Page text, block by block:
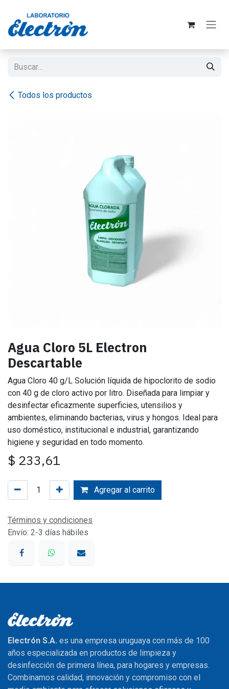
Todos los productos
Agua Cloro 5L Electron
Descartable
Agua Cloro 40 g/L Solución líquida de hipoclorito de sodio
con 40 g de cloro activo por litro. Diseñada para limpiar y
desinfectar eficazmente superficies, utensilios y
ambientes, eliminando bacterias, virus y hongos. Ideal para
uso doméstico, institucional e industrial, garantizando
higiene y seguridad en todo momento.
$ 233,61
Agregar al carrito
Términos y condiciones
Envío: 2-3 días hábiles
Electrón S.A. es una empresa uruguaya con más de 100
años especializada en productos de limpieza y
desinfección de primera línea, para hogares y empresas.
Combinamos calidad, innovación y compromiso con el